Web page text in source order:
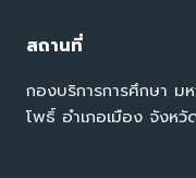
สถานที่
กองบริการการศึกษา ม
โพธิ์ อำเภอเมือง จัง